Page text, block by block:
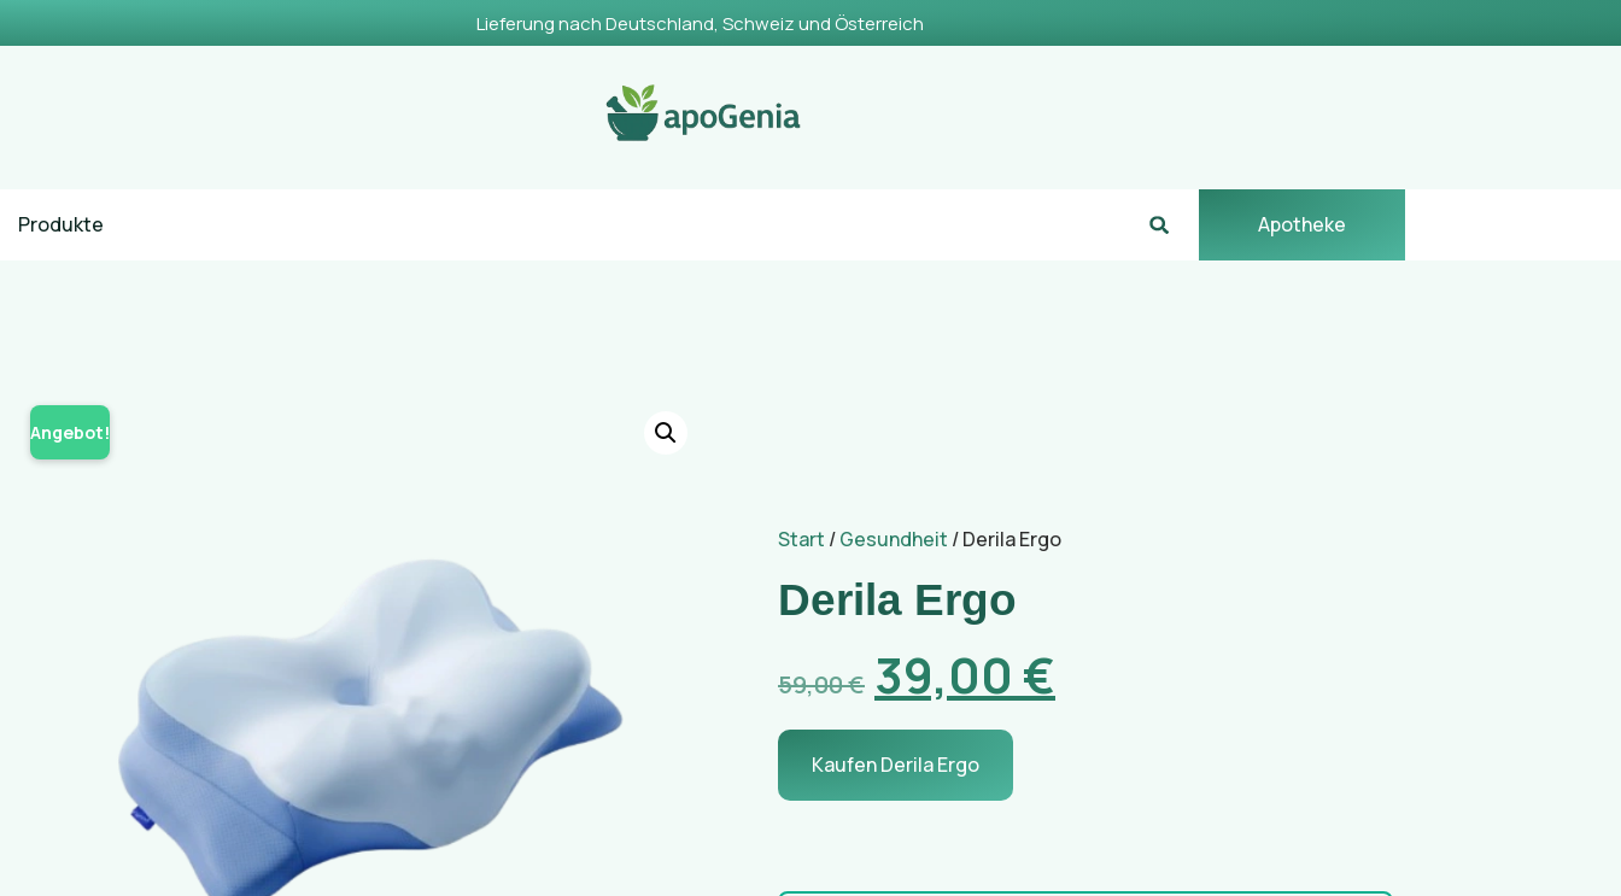
Lieferung nach Deutschland, Schweiz und Österreich
Produkte Apotheke
Angebot!
Start /Gesundheit / Derila Ergo
Derila Ergo
59,00€ 39,00 €
Kaufen Derila Ergo